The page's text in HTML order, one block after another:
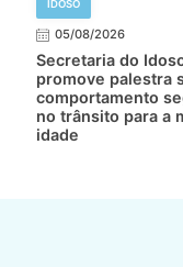
IDOSO
05/08/2026
Secretaria do
promove palestra
comportamento
no trânsito para a
idade